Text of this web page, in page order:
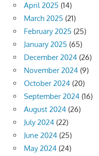
April 2025 (14)
March 2025 (21)
February 2025 (25)
January 2025 (65)
December 2024 (26)
November 2024 (9)
October 2024 (20)
September 2024 (16)
August 2024 (26)
July 2024 (22)
June 2024 (25)
May 2024 (24)